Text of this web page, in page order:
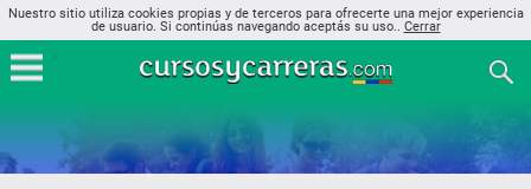
Nuestro sitio utiliza cookies propias y de terceros para ofrecerte una mejor experiencia
de usuario. Si continúas navegando aceptás su uso.. Cerrar